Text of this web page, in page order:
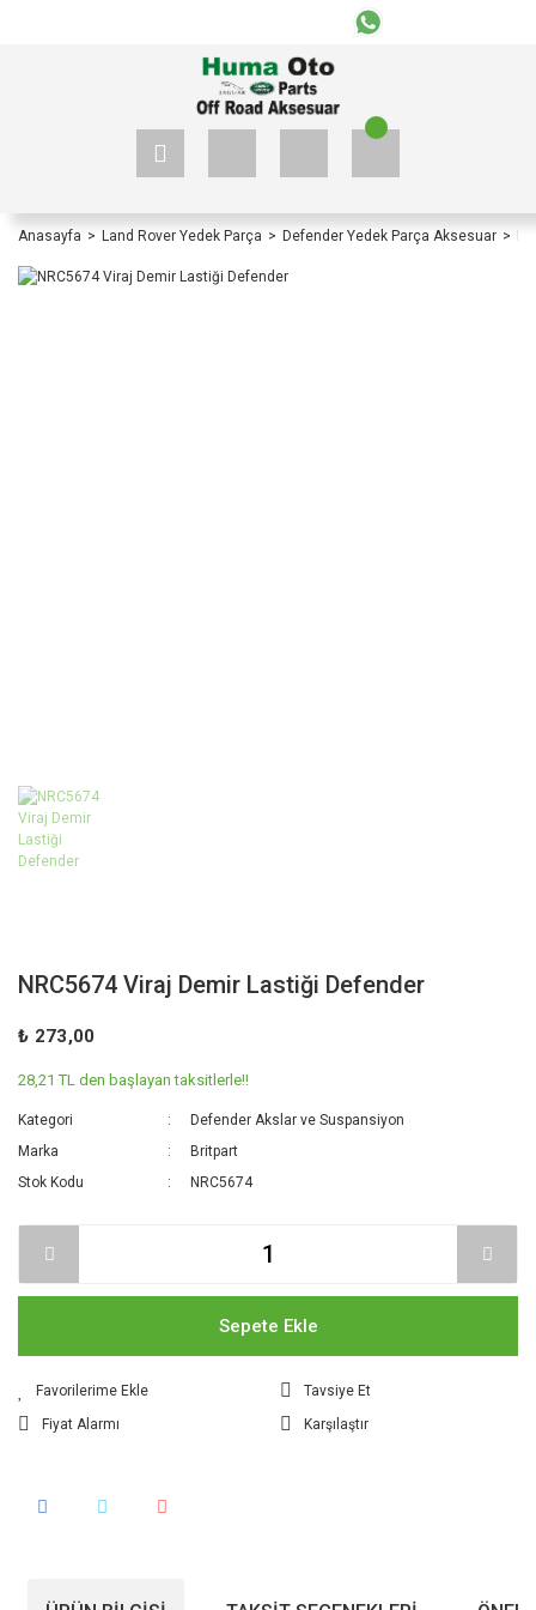
Anasayfa Land Rover Yedek Parça Defender Yedek Parça Aksesuar
NRC5674 Viraj Demir Lastiği Defender
₺ 273,00
28,21 TL den başlayan taksitlerle!!
Kategori
Defender Akslar ve Suspansiyon
Marka
Britpart
Stok Kodu
NRC5674
Sepete Ekle
Tavsiye Et
Fiyat Alarmı
Karşılaştır